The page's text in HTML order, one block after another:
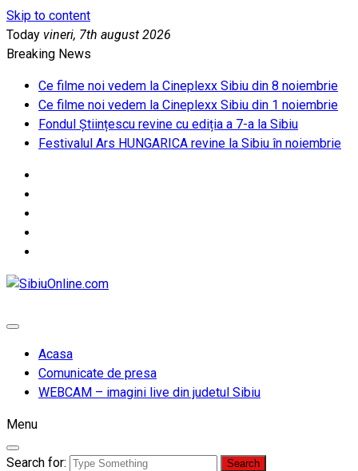
Skip to content
Today vineri, 7th august 2026
Breaking News
Ce filme noi vedem la Cineplexx Sibiu din 8 noiembrie
Ce filme noi vedem la Cineplexx Sibiu din 1 noiembrie
Fondul Științescu revine cu ediția a 7-a la Sibiu
Festivalul Ars HUNGARICA revine la Sibiu în noiembrie
Acasa
Comunicate de presa
WEBCAM – imagini live din judetul Sibiu
Menu
Search for: